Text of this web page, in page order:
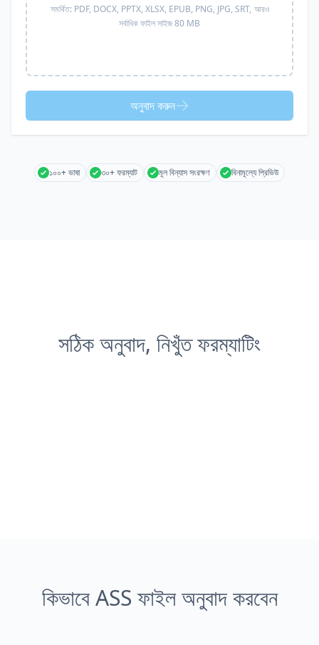
সমর্থিত: PDF, DOCX, PPTX, XLSX, EPUB, PNG, JPG, SRT, আরও
সর্বাধিক ফাইল সাইজ 80 MB
অনুবাদ করুন
১০০+ ভাষা ৩০+ ফরম্যাট মূল বিন্যাস সংরক্ষণ বিনামূল্যে প্রিভিউ
সঠিক অনুবাদ, নিখুঁত ফরম্যাটিং
কিভাবে ASS ফাইল অনুবাদ করবেন